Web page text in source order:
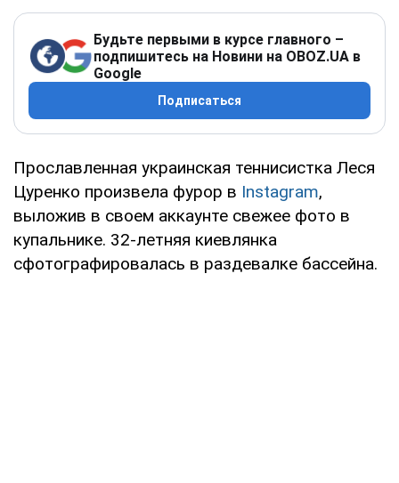
Будьте первыми в курсе главного –
подпишитесь на Новини на OBOZ.UA в
Google
Подписаться
Прославленная украинская теннисистка Леся
Цуренко произвела фурор в Instagram,
выложив в своем аккаунте свежее фото в
купальнике. 32-летняя киевлянка
сфотографировалась в раздевалке бассейна.